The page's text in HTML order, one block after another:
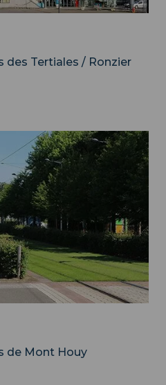
des Tertiales / Ronzier
Houy ">
de Mont Houy